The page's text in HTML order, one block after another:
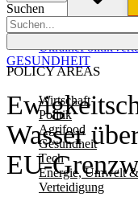
Suchen
POLICY AREAS
Wirtschaft
Politik
Agrifood
Gesundheit
Tech
Energie, Umwelt
Verteidigung
UkrainePolitik
Wasser
EU-
GESUNDHEIT